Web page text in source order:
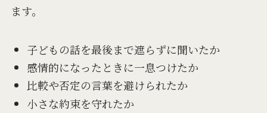
ます。
子どもの話を最後まで遮らずに聞いたか
感情的になったときに一息つけたか
比較や否定の言葉を避けられたか
小さな約束を守れたか